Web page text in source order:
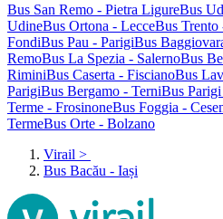
Bus San Remo - Pietra LigureBus
UdineBus Ortona - LecceBus Trento
FondiBus Pau - ParigiBus
RemoBus La Spezia - SalernoBus
RiminiBus Caserta - FiscianoBus
ParigiBus Bergamo - TerniBus
Terme - FrosinoneBus Foggia -
TermeBus Orte - Bolzano
Virail >
Bus Bacău - Iași